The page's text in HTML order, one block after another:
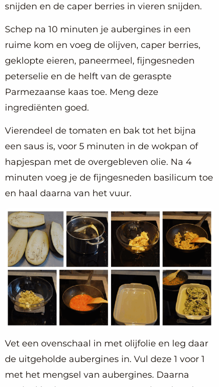
snijden en de caper berries in vieren snijden.
Schep na 10 minuten je aubergines in een
ruime kom en voeg de olijven, caper berries,
geklopte eieren, paneermeel, fijngesneden
peterselie en de helft van de geraspte
Parmezaanse kaas toe. Meng deze
ingrediënten goed.
Vierendeel de tomaten en bak tot het bijna
een saus is, voor 5 minuten in de wokpan of
hapjespan met de overgebleven olie. Na 4
minuten voeg je de fijngesneden basilicum toe
en haal daarna van het vuur.
Vet een ovenschaal in met olijfolie en leg daar
de uitgeholde aubergines in. Vul deze 1 voor 1
met het mengsel van aubergines. Daarna